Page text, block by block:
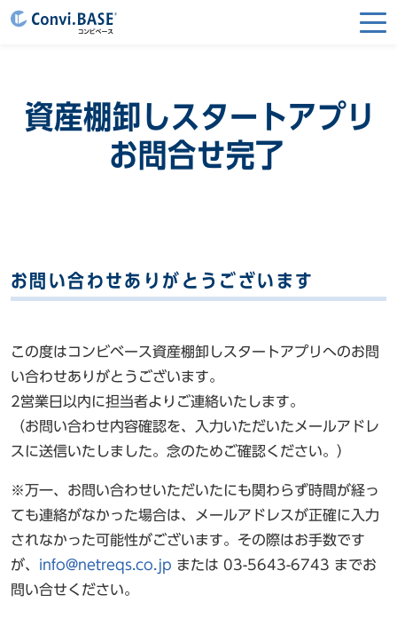
資産棚卸しスタートアプリ
お問合せ完了
お問い合わせありがとうございます
この度はコンビベース資産棚卸しスタートアプリへのお問
い合わせありがとうございます。
2営業日以内に担当者よりご連絡いたします。
（お問い合わせ内容確認を、入力いただいたメールアドレ
スに送信いたしました。念のためご確認ください。）
※万一、お問い合わせいただいたにも関わらず時間が経っ
ても連絡がなかった場合は、メールアドレスが正確に入力
されなかった可能性がございます。その際はお手数です
が、 info@netreqs.co.jp または 03-5643-6743 までお
問い合せください。